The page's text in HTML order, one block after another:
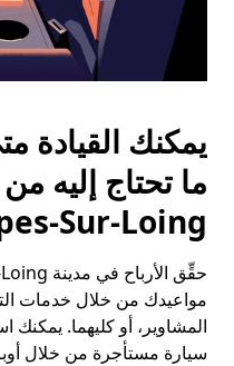
يمكنك القيادة
ما تحتاج إليه
Sur-Loing
مواعيدك من خلال خدمات
المشاوير، أو كليهما. يمكنك
سيارة مستأجرة من خلال